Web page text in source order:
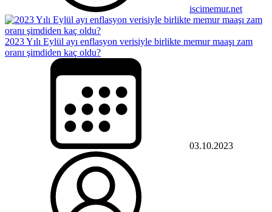
iscimemur.net
2023 Yılı Eylül ayı enflasyon verisiyle birlikte memur maaşı zam
oranı şimdiden kaç oldu?
03.10.2023